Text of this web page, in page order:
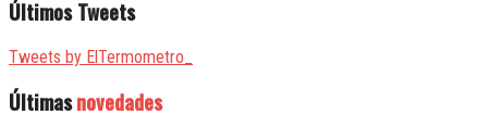
Últimos Tweets
Tweets by ElTermometro_
Últimasnovedades